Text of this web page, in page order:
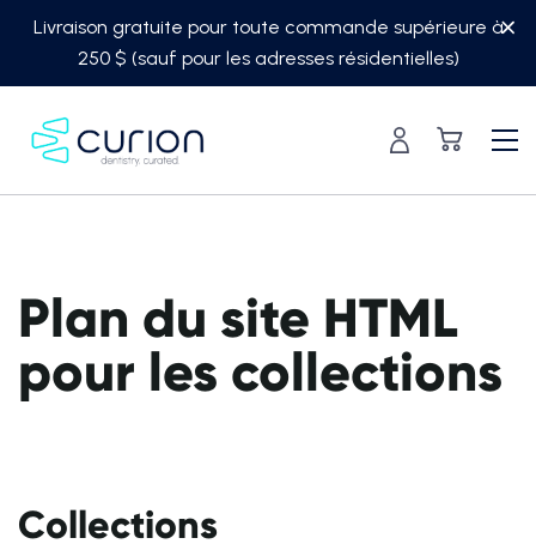
Livraison gratuite pour toute commande supérieure à
250 $ (sauf pour les adresses résidentielles)
Plan du site HTML
pour les collections
Collections